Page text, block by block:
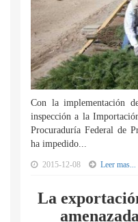
Con la implementación
inspección a la
Procuraduría Federal de
ha impedido...
2015-12-08 Leer mas...
La